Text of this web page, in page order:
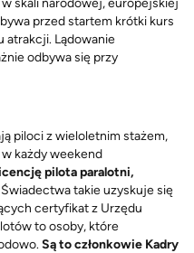
przed startem krótki kurs
atrakcji. Lądowanie
odbywa się przy
piloci z wieloletnim stażem,
każdy weekend
pilota paralotni,
Świadectwa takie uzyskuje się
certyfikat z Urzędu
to osoby, które
Są to członkowie Kadry